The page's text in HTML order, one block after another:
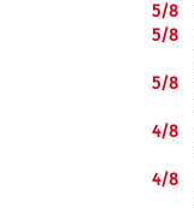
5/8
5/8
5/8
4/8
4/8